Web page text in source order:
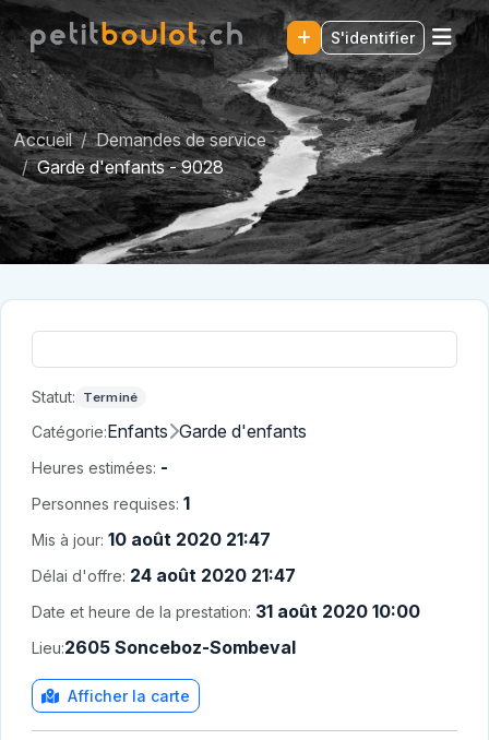
S'identifier
Accueil
Demandes de service
Garde d'enfants - 9028
Statut: Terminé
Catégorie:Enfants Garde d'enfants
Heures estimées: -
Personnes requises: 1
Mis à jour: 10 août 2020 21:47
Délai d'offre: 24 août 2020 21:47
Date et heure de la prestation: 31 août 2020 10:00
Lieu:2605 Sonceboz-Sombeval
Afficher la carte